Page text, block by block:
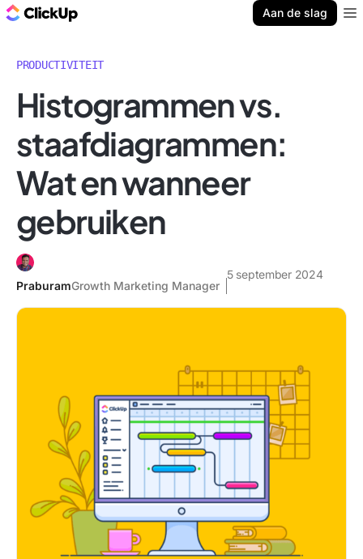
Aan de slag
PRODUCTIVITEIT
Histogrammen vs.
staafdiagrammen:
Wat en wanneer
gebruiken
PraburamGrowth Marketing Manager
5 september 2024